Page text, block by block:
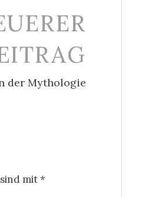
der Mythologie
mit*